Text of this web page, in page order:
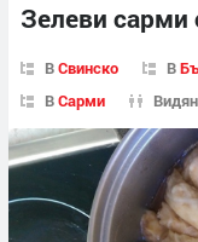
Зелеви сарми
ВСвинско В
ВСарми